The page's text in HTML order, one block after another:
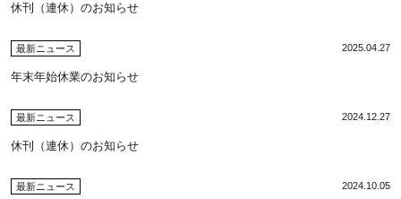
休刊（連休）のお知らせ
最新ニュース 2025.04.27
年末年始休業のお知らせ
最新ニュース 2024.12.27
休刊（連休）のお知らせ
最新ニュース 2024.10.05